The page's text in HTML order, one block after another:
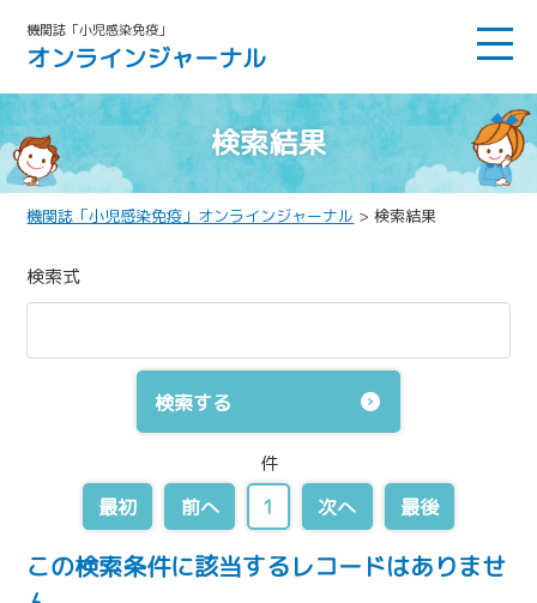
機関誌「小児感染免疫」
オンラインジャーナル
検索結果
機関誌「小児感染免疫」オンラインジャーナル > 検索結果
検索式
検索する
件
最初 前へ 1 次へ 最後
この検索条件に該当するレコードはありませ